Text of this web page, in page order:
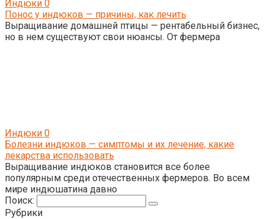
Индюки 0
Понос у индюков — причины, как лечить
Выращивание домашней птицы — рентабельный бизнес,
но в нем существуют свои нюансы. От фермера
Индюки 0
Болезни индюков — симптомы и их лечение, какие
лекарства использовать
Выращивание индюков становится все более
популярным среди отечественных фермеров. Во всем
мире индюшатина давно
Поиск:
Рубрики